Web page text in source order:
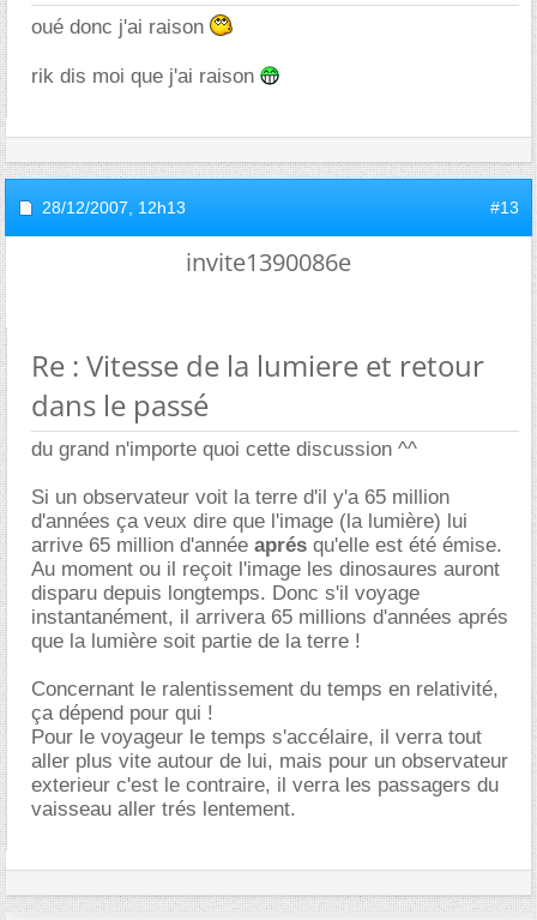
oué donc j'ai raison
rik dis moi que j'ai raison
28/12/2007, 12h13 #13
invite1390086e
Re : Vitesse de la lumiere et retour
dans le passé
du grand n'importe quoi cette discussion ^^
Si un observateur voit la terre d'il y'a 65 million
d'années ça veux dire que l'image (la lumière) lui
arrive 65 million d'année aprés qu'elle est été émise.
Au moment ou il reçoit l'image les dinosaures auront
disparu depuis longtemps. Donc s'il voyage
instantanément, il arrivera 65 millions d'années aprés
que la lumière soit partie de la terre !
Concernant le ralentissement du temps en relativité,
ça dépend pour qui !
Pour le voyageur le temps s'accélaire, il verra tout
aller plus vite autour de lui, mais pour un observateur
exterieur c'est le contraire, il verra les passagers du
vaisseau aller trés lentement.